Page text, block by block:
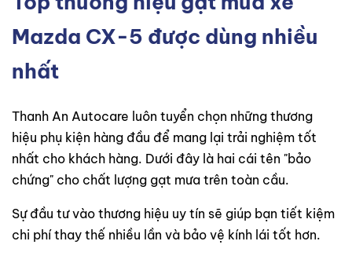
Mazda CX-5 được dùng nhiều
nhất
Thanh An Autocare luôn tuyển chọn những thương
hiệu phụ kiện hàng đầu để mang lại trải nghiệm tốt
nhất cho khách hàng. Dưới đây là hai cái tên "bảo
chứng" cho chất lượng gạt mưa trên toàn cầu.
Sự đầu tư vào thương hiệu uy tín sẽ giúp bạn tiết kiệm
chi phí thay thế nhiều lần và bảo vệ kính lái tốt hơn.